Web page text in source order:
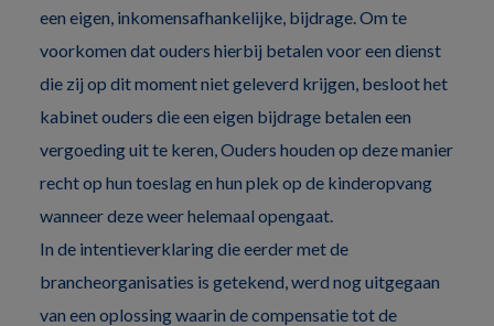
een eigen, inkomensafhankelijke, bijdrage. Om te
voorkomen dat ouders hierbij betalen voor een dienst
die zij op dit moment niet geleverd krijgen, besloot het
kabinet ouders die een eigen bijdrage betalen een
vergoeding uit te keren, Ouders houden op deze manier
recht op hun toeslag en hun plek op de kinderopvang
wanneer deze weer helemaal opengaat.
In de intentieverklaring die eerder met de
brancheorganisaties is getekend, werd nog uitgegaan
van een oplossing waarin de compensatie tot de